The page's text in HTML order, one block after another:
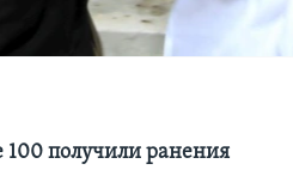
100 получили ранения